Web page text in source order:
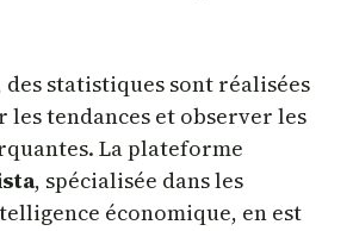
des statistiques sont réalisées
tendances et observer les
La plateforme
, spécialisée dans les
économique, en est